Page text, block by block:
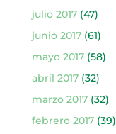
julio 2017(47)
junio 2017(61)
mayo 2017(58)
abril 2017(32)
marzo 2017(32)
febrero 2017(39)